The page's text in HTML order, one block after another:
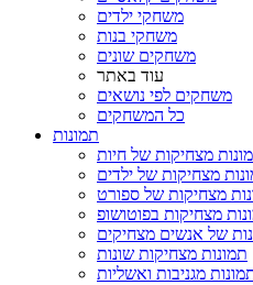
משחקי ילדים
משחקי בנות
משחקים שונים
עוד באתר
משחקים לפי נושאים
כל המשחקים
תמונות
מצחיקות של חיות
מצחיקות של ילדים
מצחיקות של ספורט
מצחיקות בפוטושופ
של אנשים מצחיקים
תמונות מצחיקות שונות
מגניבות ואשליות